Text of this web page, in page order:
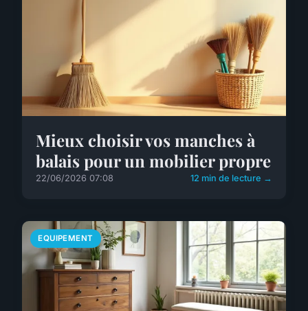
Mieux choisir vos manches à
balais pour un mobilier propre
22/06/2026 07:08 12 min de lecture →
EQUIPEMENT